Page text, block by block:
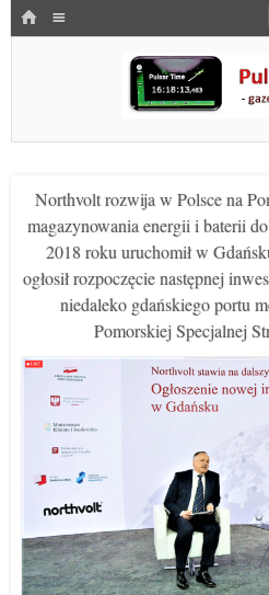
HOME
Pulsarowy.pl
Northvolt rozwija w Polsce na
magazynowania energii i baterii
2018 roku uruchomił w
ogłosił rozpoczęcie następnej
niedaleko gdańskiego portu
Pomorskiej Specjalnej